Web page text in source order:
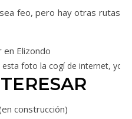
feo, pero hay otras rutas
esta foto la cogí de internet, yo
construcción)